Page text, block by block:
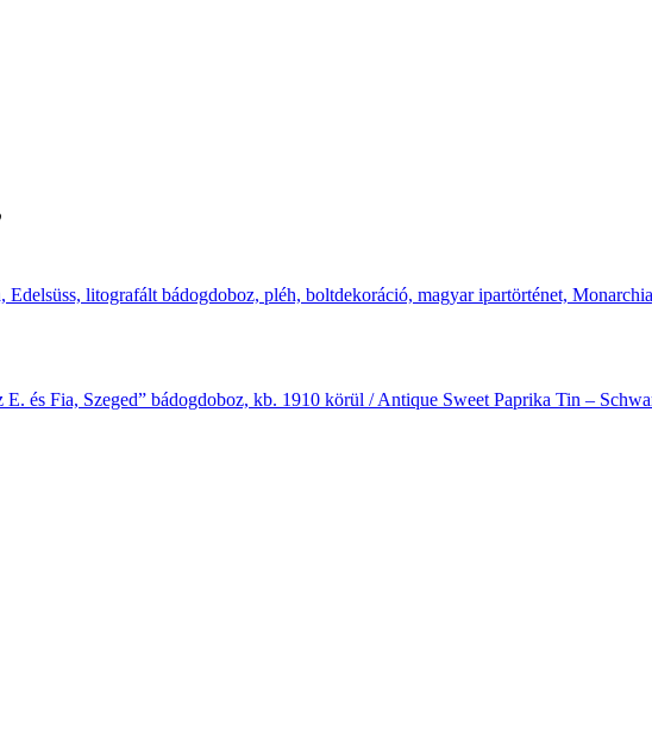
E. és Fia, Szeged” bádogdoboz, kb. 1910 körül / Antique Sweet Paprika Tin –